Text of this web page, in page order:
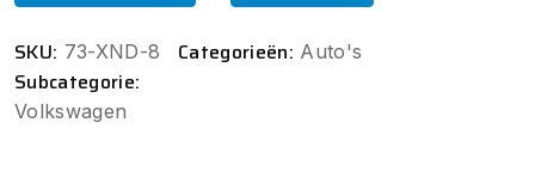
SKU: 73-XND-8 Categorieën: Auto's
Subcategorie:
Volkswagen